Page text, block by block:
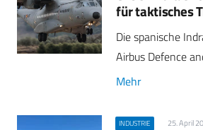
für taktisches
Die spanische
Airbus Defence
Mehr
INDUSTRIE 25. April